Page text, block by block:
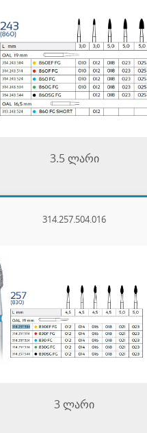
3.5 ლარი
314.257.504.016
3 ლარი